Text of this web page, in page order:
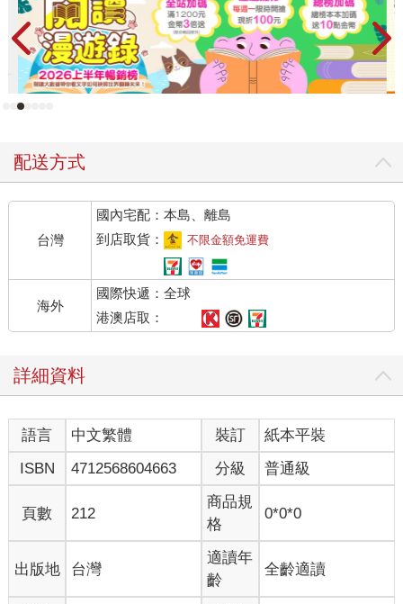
配送方式
台灣
國內宅配：本島、離島
到店取貨：
不限金額免運費
海外
國際快遞：全球
港澳店取：
詳細資料
語言 中文繁體 裝訂
紙本平裝
ISBN
4712568604663 分級 普通級
頁數 212
商品規
格
0*0*0
出版地 台灣
適讀年
齡
全齡適讀